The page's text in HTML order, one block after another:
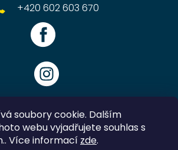
soubory cookie. Dalším
webu vyjadřujete souhlas s
Více informací zde.
+420 602 603 670